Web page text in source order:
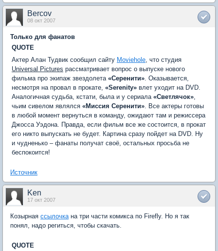
Bercov
08 окт 2007
Только для фанатов
QUOTE
Актер Алан Тудвик сообщил сайту Moviehole , что студия
Universal Pictures рассматривает вопрос о выпуске нового
фильма про экипаж звездолета «Серенити» . Оказывается,
несмотря на провал в прокате, «Serenity» влет уходит на DVD.
Аналогичная судьба, кстати, была и у сериала «Светлячок»
чьим сивелом являлся «Миссия Серенити» . Все актеры готовы
в любой момент вернуться в команду, ожидают там и режиссера
Джосса Уэдона. Правда, если фильм все же состоится, в прокат
его никто выпускать не будет. Картина сразу пойдет на DVD. Ну
и чудненько – фанаты получат своё, остальных просьба не
беспокоится!
Источник
Ken
17 окт 2007
Козырная ссылочка на три части комикса по Firefly. Но я так
понял, надо региться, чтобы скачать.
QUOTE